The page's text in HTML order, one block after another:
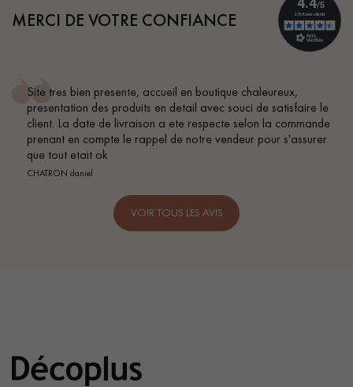
MERCI DE VOTRE CONFIANCE
le
s'assurer
Conseil parfait, échanges fluides. Je
BEILE FRANCK
VOIR TOUS LES AVIS